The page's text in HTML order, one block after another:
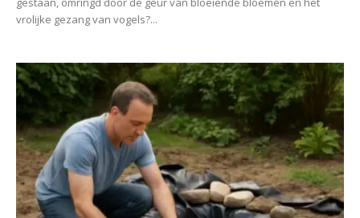
vrolijke gezang van vogels?...